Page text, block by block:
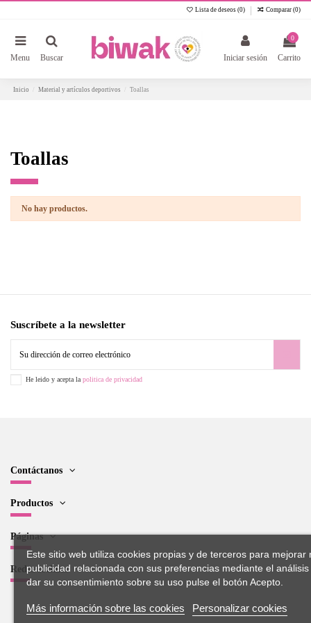
Lista de deseos (0) Comparar (0)
Menu Buscar Iniciar sesión
0
Carrito
Inicio Material y artículos deportivos Toallas
Toallas
No hay productos.
Suscríbete a la newsletter
He leido y acepta la politica de privacidad
Contáctanos
Productos
Páginas
Redes sociales
Este sitio web utiliza cookies propias y de terceros para
publicidad relacionada con sus preferencias mediante el
dar su consentimiento sobre su uso pulse el botón Acepto.
Más información sobre las cookies Personalizar cookies